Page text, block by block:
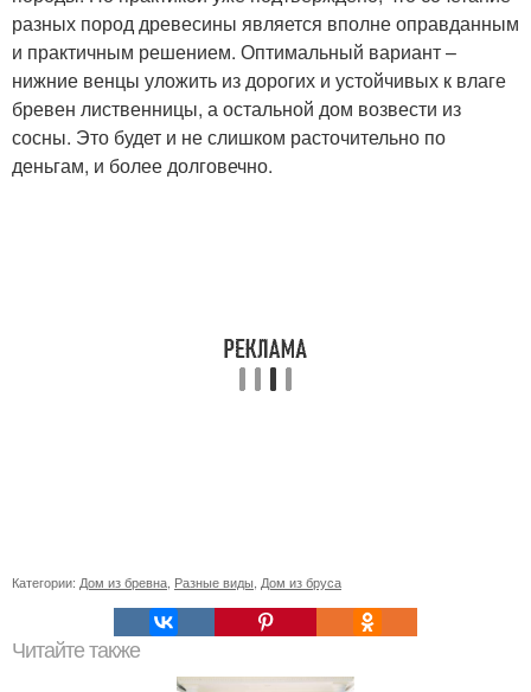
разных пород древесины является вполне оправданным
и практичным решением. Оптимальный вариант –
нижние венцы уложить из дорогих и устойчивых к влаге
бревен лиственницы, а остальной дом возвести из
сосны. Это будет и не слишком расточительно по
деньгам, и более долговечно.
Категории: Дом из бревна Разные виды Дом из бруса
Читайте также